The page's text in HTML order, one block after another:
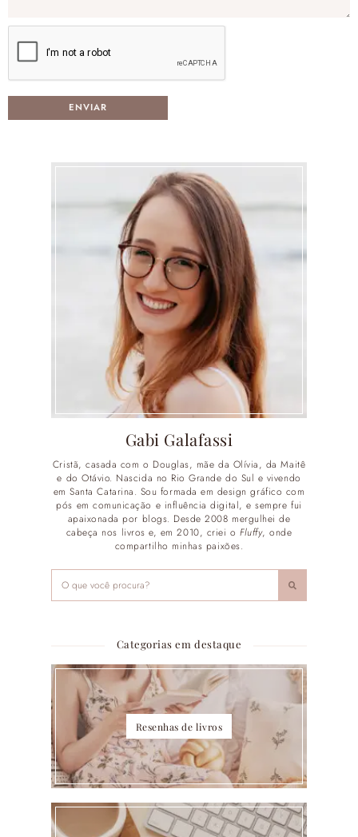
Gabi Galafassi
Cristã, casada com o Douglas, mãe da Olívia, da Maitê
e do Otávio. Nascida no Rio Grande do Sul e vivendo
em Santa Catarina. Sou formada em design gráfico com
pós em comunicação e influência digital, e sempre fui
apaixonada por blogs. Desde 2008 mergulhei de
cabeça nos livros e, em 2010, criei o Fluffy, onde
compartilho minhas paixões.
Categorias em destaque
Resenhas de livros